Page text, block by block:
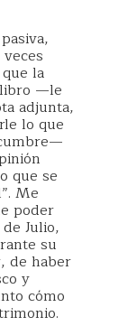
la
libro —le
adjunta,
lo que
que se
Me
poder
Julio,
su
de haber
y
cómo